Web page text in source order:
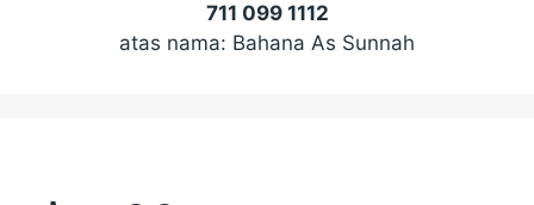
711 099 1112
atas nama: Bahana As Sunnah